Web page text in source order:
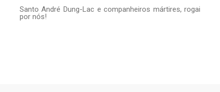
Santo André Dung-Lac e companheiros mártires, rogai
por nós!